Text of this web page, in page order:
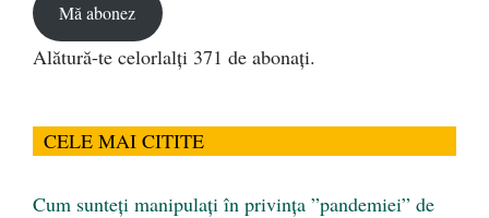
Mă abonez
Alătură-te celorlalți 371 de abonați.
CELE MAI CITITE
Cum sunteți manipulați în privința ”pandemiei” de